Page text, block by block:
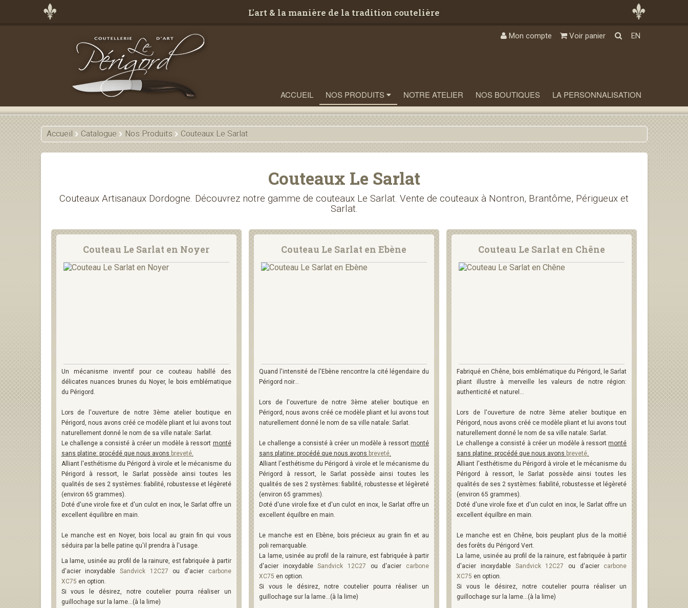
L'art & la manière de la tradition coutelière
EN
Mon compte Voir panier
ACCUEIL NOS PRODUITS NOTRE ATELIER NOS BOUTIQUES LA PERSONNALISATION
Accueil Catalogue Nos Produits Couteaux Le Sarlat
Couteaux Le Sarlat
Couteaux Artisanaux Dordogne. Découvrez notre gamme de couteaux Le Sarlat. Vente de couteaux à Nontron, Brantôme, Périgueux et
Sarlat.
Couteau Le Sarlat en Noyer
Un mécanisme inventif pour ce couteau habillé des
délicates nuances brunes du Noyer, le bois emblématique
du Périgord.
Lors de l'ouverture de notre 3ème atelier boutique en
Périgord, nous avons créé ce modèle pliant et lui avons tout
naturellement donné le nom de sa ville natale: Sarlat.
Le challenge a consisté à créer un modèle à ressort monté
sans platine: procédé que nous avons breveté.
Alliant l'esthétisme du Périgord à virole et le mécanisme du
Périgord à ressort, le Sarlat possède ainsi toutes les
qualités de ses 2 systèmes: fiabilité, robustesse et légèreté
(environ 65 grammes).
Doté d'une virole fixe et d'un culot en inox, le Sarlat offre un
excellent équilibre en main.
Le manche est en Noyer, bois local au grain fin qui vous
séduira par la belle patine qu'il prendra à l'usage.
La lame, usinée au profil de la rainure, est fabriquée à partir
d'acier inoxydable Sandvick 12C27 ou d'acier
carbone
XC75 en option.
Si vous le désirez, notre coutelier pourra réaliser un
guillochage sur la lame...(à la lime)
Couteau Le Sarlat en Ebène
Quand l'intensité de l'Ebène rencontre la cité légendaire du
Périgord noir...
Lors de l'ouverture de notre 3ème atelier boutique en
Périgord, nous avons créé ce modèle pliant et lui avons tout
naturellement donné le nom de sa ville natale: Sarlat.
Le challenge a consisté à créer un modèle à ressort monté
sans platine: procédé que nous avons breveté.
Alliant l'esthétisme du Périgord à virole et le mécanisme du
Périgord à ressort, le Sarlat possède ainsi toutes les
qualités de ses 2 systèmes: fiabilité, robustesse et légèreté
(environ 65 grammes).
Doté d'une virole fixe et d'un culot en inox, le Sarlat offre un
excellent équilbre en main.
Le manche est en Ebène, bois précieux au grain fin et au
poli remarquable.
La lame, usinée au profil de la rainure, est fabriquée à partir
d'acier inoxydableSandvick 12C27 ou d'acier carbone
XC75 en option.
Si vous le désirez, notre coutelier pourra réaliser un
guillochage sur la lame...(à la lime)
Couteau Le Sarlat en Chêne
Fabriqué en Chêne, bois emblématique du Périgord, le Sarlat
pliant illustre à merveille les valeurs de notre région:
authenticité et naturel...
Lors de l'ouverture de notre 3ème atelier boutique en
Périgord, nous avons créé ce modèle pliant et lui avons tout
naturellement donné le nom de sa ville natale: Sarlat.
Le challenge a consisté à créer un modèle à ressortmonté
sans platine: procédé que nous avons breveté.
Alliant l'esthétisme du Périgord à virole et le mécanisme du
Périgord à ressort, le Sarlat possède ainsi toutes les
qualités de ses 2 systèmes: fiabilité, robustesse et légèreté
(environ 65 grammes).
Doté d'une virole fixe et d'un culot en inox, le Sarlat offre un
excellent équilbre en main.
Le manche est en Chêne, bois peuplant plus de la moitié
des forêts du Périgord Vert.
La lame, usinée au profil de la rainure, est fabriquée à partir
d'acier inoxydable Sandvick 12C27 ou d'acier carbone
XC75 en option.
Si vous le désirez, notre coutelier pourra réaliser un
guillochage sur la lame...(à la lime)